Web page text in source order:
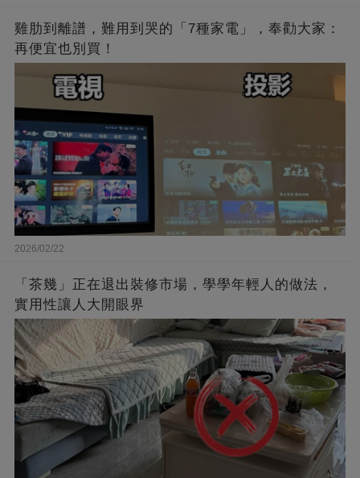
雞肋到離譜，難用到哭的「7種家電」，奉勸大家：
再便宜也別買！
2026/02/22
「茶幾」正在退出裝修市場，學學年輕人的做法，
實用性讓人大開眼界